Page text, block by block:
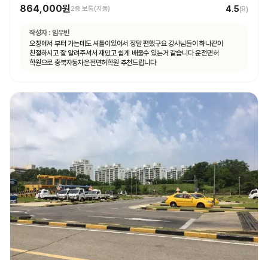
864,000원 2종 보통(자동) 4.5(9)
작성자 : 임우빈
오창에서 부터 가는데도 셔틀이있어서 정말 편했구요 강사님들이 하나같이
친절하시고 잘 알려주셔서 재밌고 쉽게 배울수 있는거 같습니다 운전면허
학원으로 충북자동차운전면허학원 추천드립니다